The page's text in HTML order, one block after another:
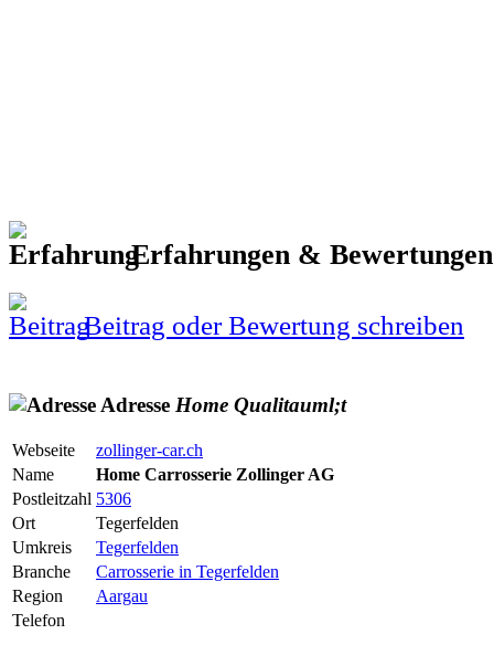
Erfahrungen &
Beitrag oder Bewertung schreiben
Adresse Home Qualitauml;t
Webseite
zollinger-car.ch
Name
Home Carrosserie Zollinger AG
Postleitzahl 5306
Ort
Tegerfelden
Umkreis
Tegerfelden
Branche
Carrosserie in Tegerfelden
Region
Aargau
Telefon